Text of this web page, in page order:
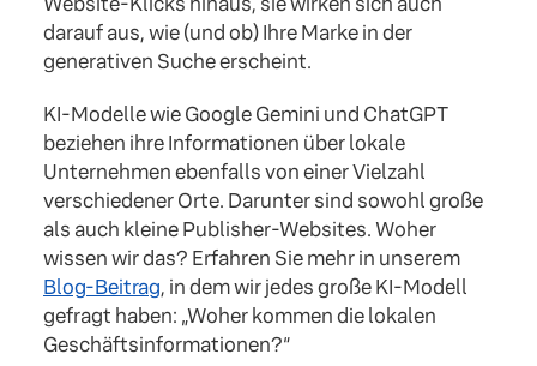
darauf aus, wie (und ob) Ihre Marke in der
generativen Suche erscheint.
KI-Modelle wie Google Gemini und ChatGPT
beziehen ihre Informationen über lokale
Unternehmen ebenfalls von einer Vielzahl
verschiedener Orte. Darunter sind sowohl große
als auch kleine Publisher-Websites. Woher
wissen wir das? Erfahren Sie mehr in unserem
Blog-Beitrag, in dem wir jedes große KI-Modell
gefragt haben: „Woher kommen die lokalen
Geschäftsinformationen?“